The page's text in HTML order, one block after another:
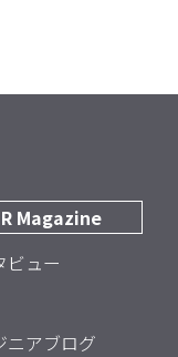
Magazine
ビュー
ニアブログ